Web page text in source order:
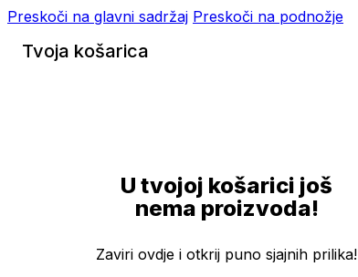
Preskoči na glavni sadržaj Preskoči na podnožje
Tvoja košarica
U tvojoj košarici još
nema proizvoda!
Zaviri ovdje i otkrij puno sjajnih prilika!